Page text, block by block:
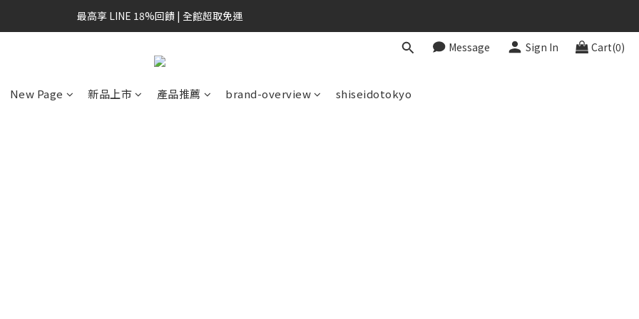
最高享 LINE 18%回饋 | 全館超取免運
Message Sign In Cart(0)
New Page 新品上市 產品推薦 brand-overview shiseidotokyo